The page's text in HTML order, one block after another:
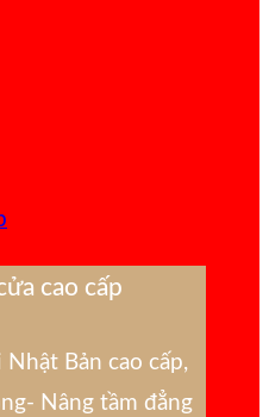
cao cấp
Nhật Bản cao cấp,
Nâng tầm đẳng